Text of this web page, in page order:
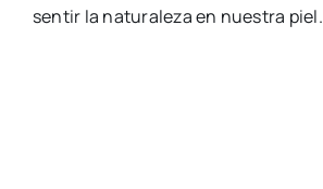
sentir la naturaleza en nuestra piel.